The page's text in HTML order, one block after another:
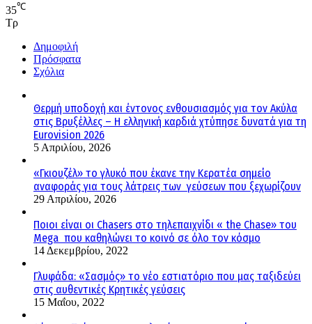
35℃
Τρ
Δημοφιλή
Πρόσφατα
Σχόλια
Θερμή υποδοχή και έντονος ενθουσιασμός για τον Ακύλα
στις Βρυξέλλες – Η ελληνική καρδιά χτύπησε δυνατά για τη
Eurovision 2026
5 Απριλίου, 2026
«Γκιουζέλ» το γλυκό που έκανε την Κερατέα σημείο
αναφοράς για τους λάτρεις των γεύσεων που ξεχωρίζουν
29 Απριλίου, 2026
Ποιοι είναι οι Chasers στο τηλεπαιχνίδι « the Chase» του
Mega που καθηλώνει το κοινό σε όλο τον κόσμο
14 Δεκεμβρίου, 2022
Γλυφάδα: «Σασμός» το νέο εστιατόριο που μας ταξιδεύει
στις αυθεντικές Κρητικές γεύσεις
15 Μαΐου, 2022